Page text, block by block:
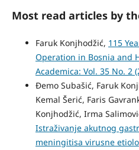
Most read articles by
Faruk Konjhodžić, 115
Operation in Bosnia and
Academica: Vol. 35 No. 2
Đemo Subašić, Faruk
Kemal Šerić, Faris
Konjhodžić, Irma
Istraživanje akutnog
meningitisa virusne